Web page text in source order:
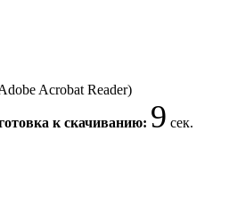
Acrobat Reader)
к скачиванию: 9 сек.